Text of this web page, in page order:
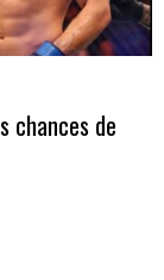
chances de